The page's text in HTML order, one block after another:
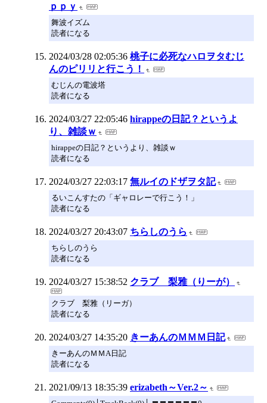
ｐｐｙ
舞波イズム
読者になる
2024/03/28 02:05:36 桃子に必死なハロヲタむじ
んのピリリと行こう！
むじんの電波塔
読者になる
2024/03/27 22:05:46 hirappeの日記？というよ
り、雑談ｗ
hirappeの日記？というより、雑談ｗ
読者になる
2024/03/27 22:03:17 無ルイのドザヲタ記
るいこんすたの「ギャロレーで行こう！」
読者になる
2024/03/27 20:43:07 ちらしのうら
ちらしのうら
読者になる
2024/03/27 15:38:52 クラブ 梨雅（りーが）
クラブ 梨雅（リーガ）
読者になる
2024/03/27 14:35:20 きーあんのＭＭＭ日記
きーあんのＭＭA日記
読者になる
2021/09/13 18:35:39 erizabeth～Ver.2～